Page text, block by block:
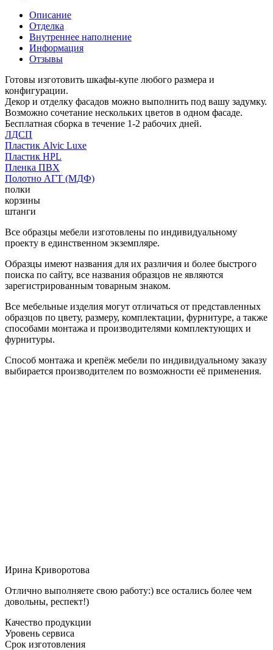
Описание
Отделка
Внутреннее наполнение
Информация
Отзывы
Готовы изготовить шкафы-купе любого размера и
конфигурации.
Декор и отделку фасадов можно выполнить под вашу задумку.
Возможно сочетание нескольких цветов в одном фасаде.
Бесплатная сборка в течение 1-2 рабочих дней.
ЛДСП
Пластик Alvic Luxe
Пластик HPL
Пленка ПВХ
Полотно АГТ (МДФ)
полки
корзины
штанги
Все образцы мебели изготовлены по индивидуальному
проекту в единственном экземпляре.
Образцы имеют названия для их различия и более быстрого
поиска по сайту, все названия образцов не являются
зарегистрированным товарным знаком.
Все мебельные изделия могут отличаться от представленных
образцов по цвету, размеру, комплектации, фурнитуре, а также
способами монтажа и производителями комплектующих и
фурнитуры.
Способ монтажа и крепёж мебели по индивидуальному заказу
выбирается производителем по возможности её применения.
Ирина Криворотова
Отлично выполняете свою работу:) все остались более чем
довольны, респект!)
Качество продукции
Уровень сервиса
Срок изготовления